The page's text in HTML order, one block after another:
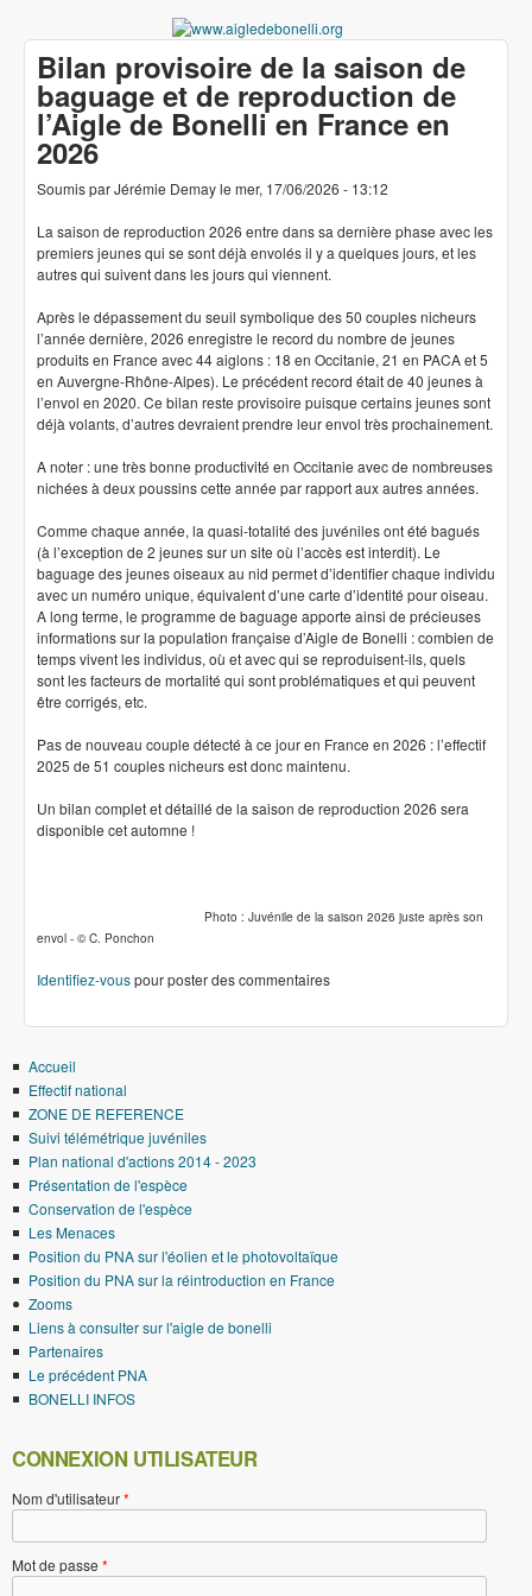
Aller au contenu principal
Bilan provisoire de la saison de
baguage et de reproduction de
l’Aigle de Bonelli en France en
2026
Soumis parJérémie Demayle mer, 17/06/2026 - 13:12
La saison de reproduction 2026 entre dans sa dernière phase avec les
premiers jeunes qui se sont déjà envolés il y a quelques jours, et les
autres qui suivent dans les jours qui viennent.
Après le dépassement du seuil symbolique des 50 couples nicheurs
l’année dernière, 2026 enregistre le record du nombre de jeunes
produits en France avec 44 aiglons : 18 en Occitanie, 21 en PACA et 5
en Auvergne-Rhône-Alpes). Le précédent record était de 40 jeunes à
l’envol en 2020. Ce bilan reste provisoire puisque certains jeunes sont
déjà volants, d’autres devraient prendre leur envol très prochainement.
A noter : une très bonne productivité en Occitanie avec de nombreuses
nichées à deux poussins cette année par rapport aux autres années.
Comme chaque année, la quasi-totalité des juvéniles ont été bagués
(à l’exception de 2 jeunes sur un site où l’accès est interdit). Le
baguage des jeunes oiseaux au nid permet d’identifier chaque individu
avec un numéro unique, équivalent d’une carte d’identité pour oiseau.
A long terme, le programme de baguage apporte ainsi de précieuses
informations sur la population française d’Aigle de Bonelli : combien de
temps vivent les individus, où et avec qui se reproduisent-ils, quels
sont les facteurs de mortalité qui sont problématiques et qui peuvent
être corrigés, etc.
Pas de nouveau couple détecté à ce jour en France en 2026 : l’effectif
2025 de 51 couples nicheurs est donc maintenu.
Un bilan complet et détaillé de la saison de reproduction 2026 sera
disponible cet automne !
Photo : Juvénile de la saison 2026 juste après son
envol - © C. Ponchon
Identifiez-vouspour poster des commentaires
Accueil
Effectif national
ZONE DE REFERENCE
Suivi télémétrique juvéniles
Plan national d'actions 2014 - 2023
Présentation de l'espèce
Conservation de l'espèce
Les Menaces
Position du PNA sur l'éolien et le photovoltaïque
Position du PNA sur la réintroduction en France
Zooms
Liens à consulter sur l'aigle de bonelli
Partenaires
Le précédent PNA
BONELLI INFOS
CONNEXION UTILISATEUR
Nom d'utilisateur*
Mot de passe *